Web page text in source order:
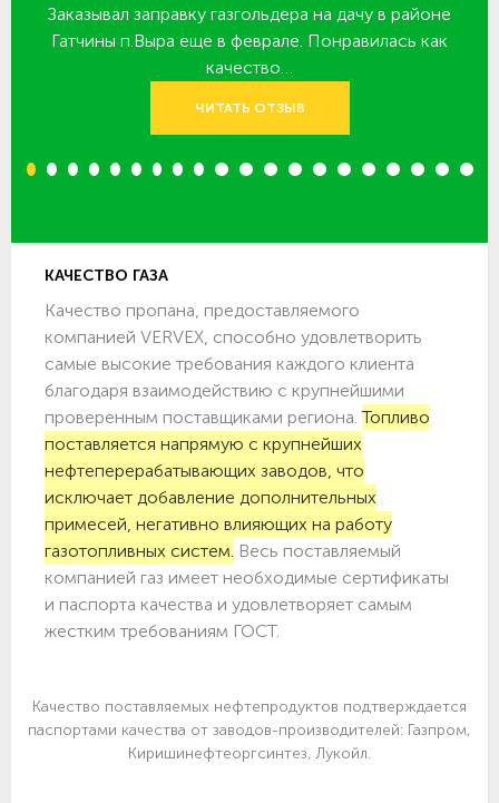
Заказывал заправку газгольдера на дачу в районе
Гатчины п.Выра еще в феврале. Понравилась как
качество…
ЧИТАТЬ ОТЗЫВ
1 2 3 4 5 6 7 8 9 10 11 12 13 14 15 16 17 18 19 20
КАЧЕСТВО ГАЗА
Качество пропана, предоставляемого
компанией VERVEX, способно удовлетворить
самые высокие требования каждого клиента
благодаря взаимодействию с крупнейшими
проверенным поставщиками региона.Топливо
поставляется напрямую с крупнейших
нефтеперерабатывающих заводов, что
исключает добавление дополнительных
примесей, негативно влияющих на работу
газотопливных систем. Весь поставляемый
компанией газ имеет необходимые сертификаты
и паспорта качества и удовлетворяет самым
жестким требованиям ГОСТ.
Качество поставляемых нефтепродуктов подтверждается
паспортами качества от заводов-производителей: Газпром,
Киришинефтеоргсинтез, Лукойл.